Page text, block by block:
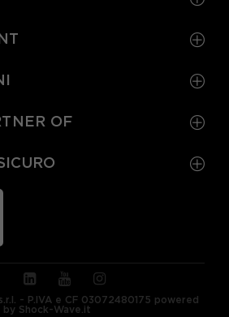
OF
- P.IVA e CF 03072480175 powered
by Shock-Wave.it